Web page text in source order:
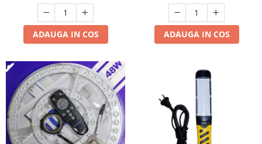
ADAUGA IN COS ADAUGA IN COS